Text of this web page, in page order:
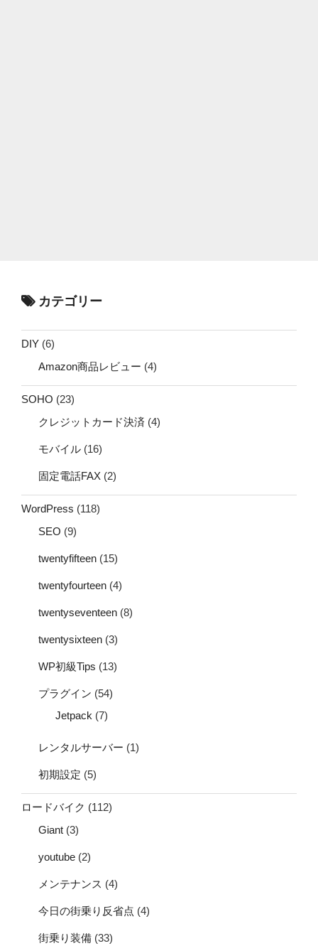
カテゴリー
DIY (6)
Amazon商品レビュー (4)
SOHO (23)
クレジットカード決済 (4)
モバイル (16)
固定電話FAX (2)
WordPress (118)
SEO (9)
twentyfifteen (15)
twentyfourteen (4)
twentyseventeen (8)
twentysixteen (3)
WP初級Tips (13)
プラグイン (54)
Jetpack (7)
レンタルサーバー (1)
初期設定 (5)
ロードバイク (112)
Giant (3)
youtube (2)
メンテナンス (4)
今日の街乗り反省点 (4)
街乗り装備 (33)